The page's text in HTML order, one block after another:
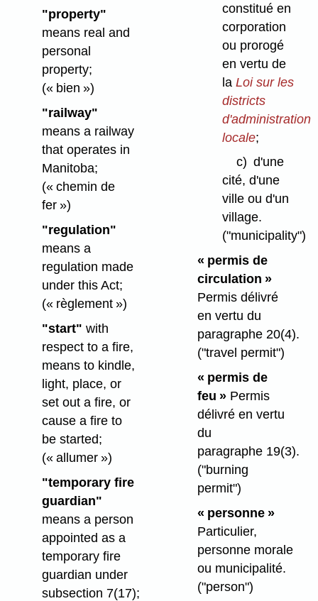
"property"
means real and
personal
property;
(« bien »)
"railway"
means a railway
that operates in
Manitoba;
(« chemin de
fer »)
"regulation"
means a
regulation made
under this Act;
(« règlement »)
"start" with
respect to a fire,
means to kindle,
light, place, or
set out a fire, or
cause a fire to
be started;
(« allumer »)
"temporary fire
guardian"
means a person
appointed as a
temporary fire
guardian under
subsection 7(17);
constitué en
corporation
ou prorogé
en vertu de
la Loi sur les
districts
d'administration
locale;
c) d'une
cité, d'une
ville ou d'un
village.
("municipality")
« permis de
circulation »
Permis délivré
en vertu du
paragraphe 20(4).
("travel permit")
« permis de
feu »Permis
délivré en vertu
du
paragraphe 19(3).
("burning
permit")
« personne »
Particulier,
personne morale
ou municipalité.
("person")